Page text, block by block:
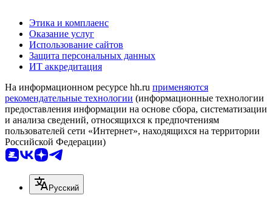
Этика и комплаенс
Оказание услуг
Использование сайтов
Защита персональных данных
ИТ аккредитация
На информационном ресурсе hh.ru применяются
рекомендательные технологии (информационные технологии
предоставления информации на основе сбора, систематизации
и анализа сведений, относящихся к предпочтениям
пользователей сети «Интернет», находящихся на территории
Российской Федерации)
Русский